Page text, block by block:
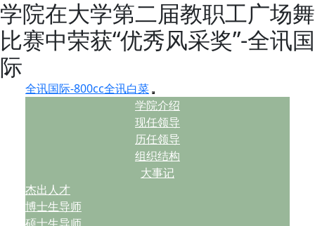
学院在大学第二届教职工广场舞
比赛中荣获“优秀风采奖”-全讯国
际
全讯国际-800cc全讯白菜
学院介绍
现任领导
历任领导
组织结构
大事记
杰出人才
博士生导师